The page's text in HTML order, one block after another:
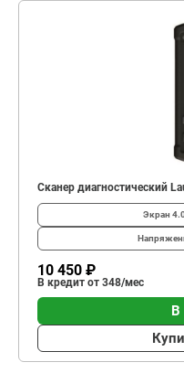
Сканер диагностический
Экран
10 450 ₽
В кредит от 348/мес
В